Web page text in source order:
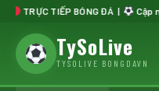
TIẾP BÓNG ĐÁ | Cập nhật
TySoLive
TYSOLIVE BONGDAVN